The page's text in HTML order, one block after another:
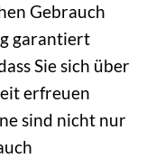
Gebrauch
garantiert
Sie sich über
erfreuen
sind nicht nur